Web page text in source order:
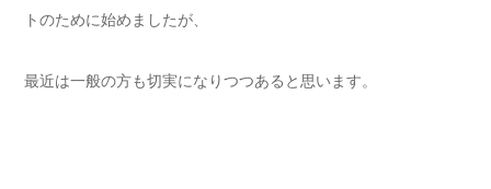
トのために始めましたが、
最近は一般の方も切実になりつつあると思います。